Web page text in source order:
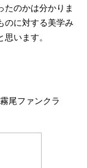
たのかは分かりま
のに対する美学み
います。
尾ファンクラ